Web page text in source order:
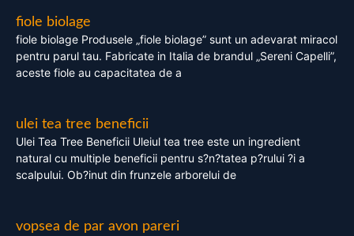
fiole biolage
fiole biolage Produsele „fiole biolage” sunt un adevarat miracol
pentru parul tau. Fabricate in Italia de brandul „Sereni Capelli”,
aceste fiole au capacitatea de a
ulei tea tree beneficii
Ulei Tea Tree Beneficii Uleiul tea tree este un ingredient
natural cu multiple beneficii pentru s?n?tatea p?rului ?i a
scalpului. Ob?inut din frunzele arborelui de
vopsea de par avon pareri